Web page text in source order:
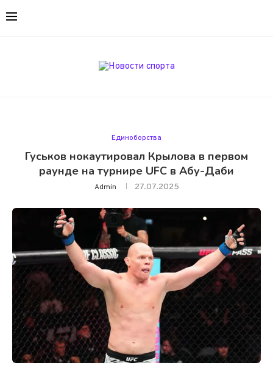
Единоборства
Гуськов нокаутировал Крылова в первом
раунде на турнире UFC в Абу-Даби
Admin 27.07.2025